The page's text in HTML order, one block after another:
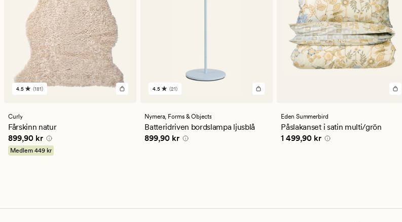
181
ett
genomsnittligt
betyg
på
4.5
4.5 (181)
Curly
Fårskinn natur
Pris 899,90 kr
899,90 kr
Medlem 449 kr
21
ett
genomsnittligt
betyg
på
4.5 (21)
Nymera, Forms & Objects
Batteridriven bordslampa ljusblå
Pris 899,90 kr
899,90 kr
Eden Summerbird
Påslakanset i satin multi/grön
Pris 1 499,90 kr
1 499,90 kr